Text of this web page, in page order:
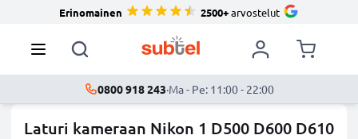
Erinomainen 2500+arvostelut
0800 918 243·Ma - Pe: 11:00 - 22:00
Laturi kameraan Nikon 1 D500 D600 D610